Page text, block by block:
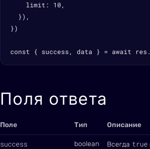
    limit: 10,
  }),
})
const { success, data } = await
Поля ответа
Поле Тип Описание
success boolean Всегда true